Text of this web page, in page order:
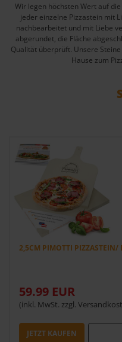
Wir legen höchsten Wert auf
jeder einzelne Pizzastein mit
nachbearbeitet und mit Liebe
abgerundet, die Fläche
Qualität überprüft. Unsere
Hause zum
2,5CM PIMOTTI PIZZASTEIN/
59.99 EUR
(inkl. MwSt. zzgl.
JETZT KAUFEN